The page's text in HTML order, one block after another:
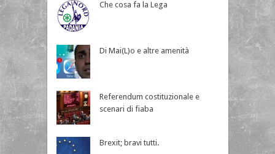
Che cosa fa la Lega
Di Mai(L)o e altre amenità
Referendum costituzionale e
scenari di fiaba
Brexit; bravi tutti.